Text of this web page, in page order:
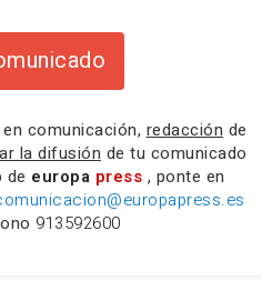
en comunicación, redacción de
la difusión de tu comunicado
de europa press , ponte en
913592600